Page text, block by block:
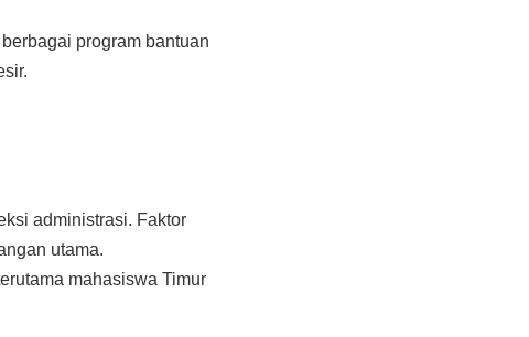
program bantuan
administrasi. Faktor
utama.
mahasiswa Timur